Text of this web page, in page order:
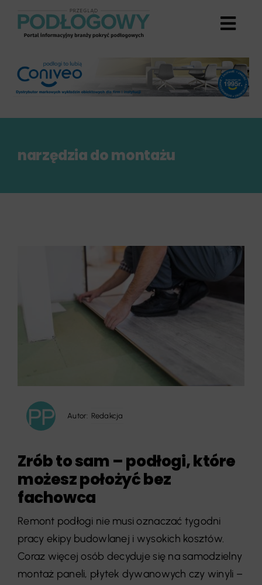
narzędzia do montażu
Autor: Redakcja
Zrób to sam – podłogi, które
możesz położyć bez
fachowca
Remont podłogi nie musi oznaczać tygodni
pracy ekipy budowlanej i wysokich kosztów.
Coraz więcej osób decyduje się na samodzielny
montaż paneli, płytek dywanowych czy winyli –